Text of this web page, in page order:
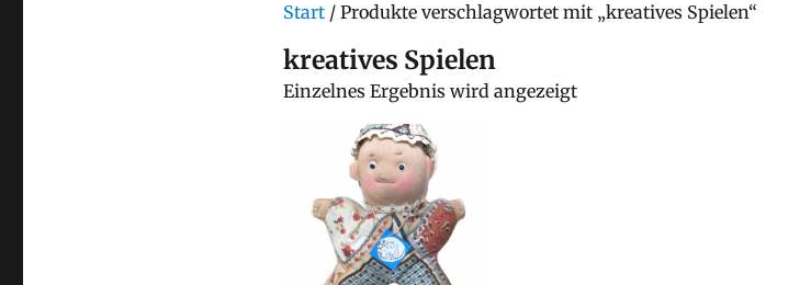
Start/ Produkte verschlagwortet mit „kreatives Spielen“
kreatives Spielen
Einzelnes Ergebnis wird angezeigt